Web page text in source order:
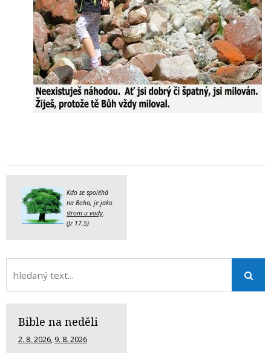
Kdo se spoléhá
na Boha, je jako
strom u vody.
(Jr 17,5)
Bible na neděli
2. 8. 2026, 9. 8. 2026